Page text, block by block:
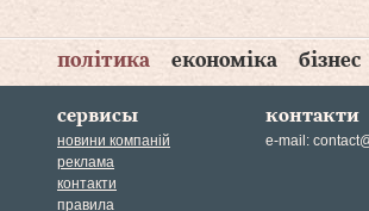
політика економіка бізнес
сервисы
новини компаній
реклама
контакти
правила
контакти
e-mail: